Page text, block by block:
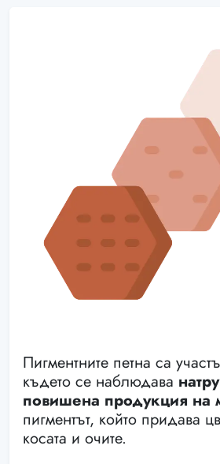
Пигментните петна са
където се наблюдава
повишена продукция на
пигментът, който придава
косата и очите.